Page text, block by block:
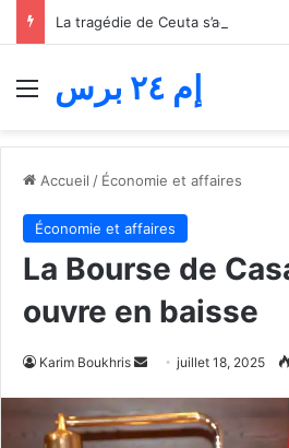
Menu إم ٢٤ برس
Accueil / Économie et affaires
Économie et affaires
La Bourse de
ouvre en baisse
Karim Boukhris
Envoyer
courriel
juillet 18, 2025